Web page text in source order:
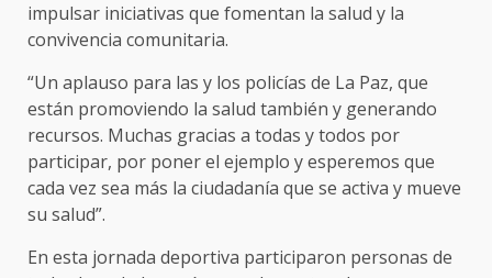
impulsar iniciativas que fomentan la salud y la
convivencia comunitaria.
“Un aplauso para las y los policías de La Paz, que
están promoviendo la salud también y generando
recursos. Muchas gracias a todas y todos por
participar, por poner el ejemplo y esperemos que
cada vez sea más la ciudadanía que se activa y mueve
su salud”.
En esta jornada deportiva participaron personas de